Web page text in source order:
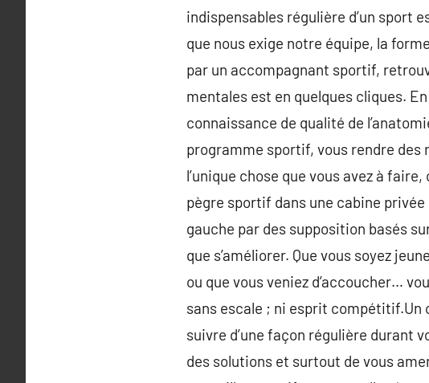
indispensables régulière d’un sport
que nous exige notre équipe, la
par un accompagnant sportif,
mentales est en quelques cliques.
connaissance de qualité de
programme sportif, vous rendre
l’unique chose que vous avez à
pègre sportif dans une cabine
gauche par des supposition basés
que s’améliorer. Que vous soyez
ou que vous veniez d’accoucher…
sans escale ; ni esprit compétitif.Un
suivre d’une façon régulière durant
des solutions et surtout de vous